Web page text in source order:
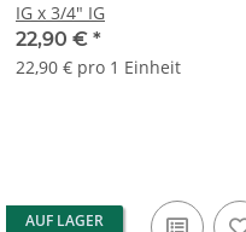
IG x 3/4" IG
22,90 € *
22,90 € pro 1 Einheit
AUF LAGER